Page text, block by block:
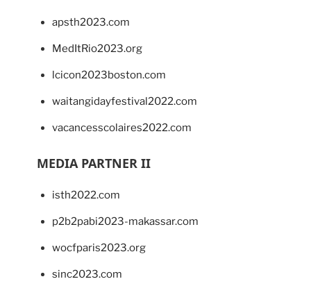
apsth2023.com
MedItRio2023.org
lcicon2023boston.com
waitangidayfestival2022.com
vacancesscolaires2022.com
MEDIA PARTNER II
isth2022.com
p2b2pabi2023-makassar.com
wocfparis2023.org
sinc2023.com